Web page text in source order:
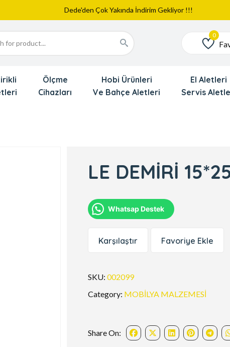
Web Sitemiz Yayında
Yeni Eklenen Ürünlerimizi İnceledinizmi ?
Favoriler
Ölçme
Cihazları
Hobi Ürünleri
Ve Bahçe Aletleri
El Aletleri
Servis
LE DEMİRİ
Whatsap Destek
Karşılaştır Favoriye Ekle
SKU:002099
Category: MOBİLYA MALZEMESİ
Share On: